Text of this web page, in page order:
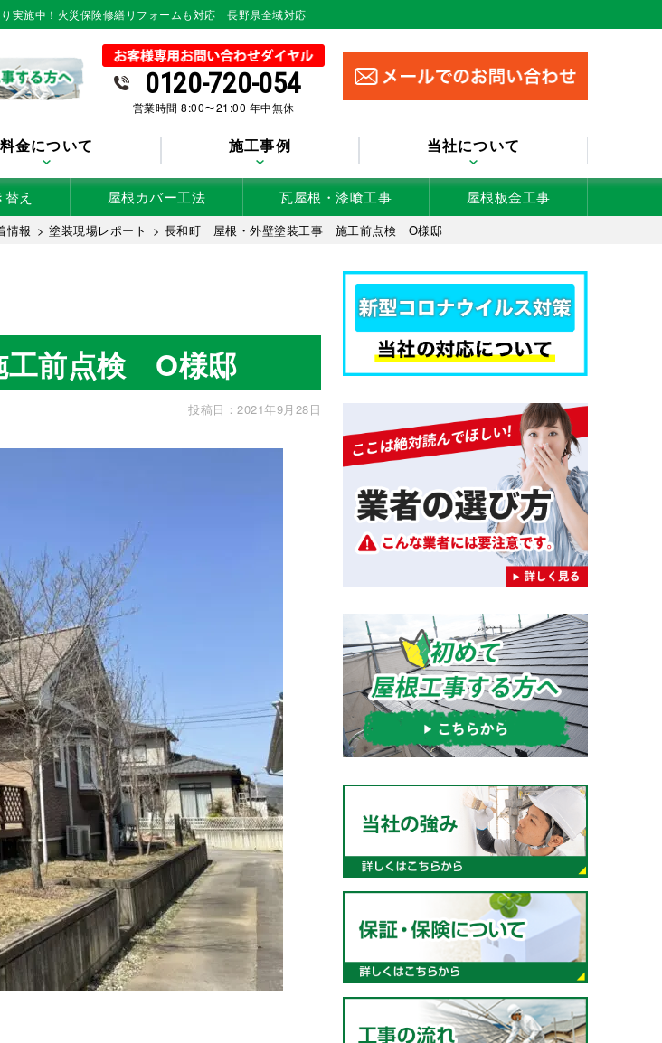
実施中！火災保険修繕リフォームも対応 長野県全域対応
0120-720-054
営業時間 8:00〜21:00 年中無休
料金について 施工事例 当社について
え 屋根カバー工法 瓦屋根・漆喰工事 屋根板金工事
情報 > 塗装現場レポート > 長和町 屋根・外壁塗装工事 施工前点検 O様邸
前点検 O様邸
投稿日：2021年9月28日